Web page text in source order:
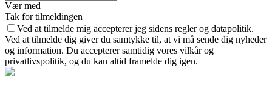
Vær med
Tak for tilmeldingen
Ved at tilmelde mig accepterer jeg sidens regler og datapolitik.
Ved at tilmelde dig giver du samtykke til, at vi må sende dig nyheder
og information. Du accepterer samtidig vores vilkår og
privatlivspolitik, og du kan altid framelde dig igen.